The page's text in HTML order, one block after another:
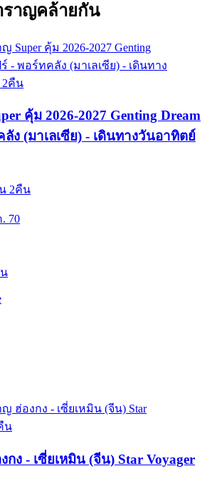
ราญคล้ายกัน
คุ้ม 2026-2027 Genting Dream
ง (มาเลเซีย) - เดินทางวันอาทิตย์
2คืน
70
กง - เซี่ยเหมิน (จีน) Star Voyager